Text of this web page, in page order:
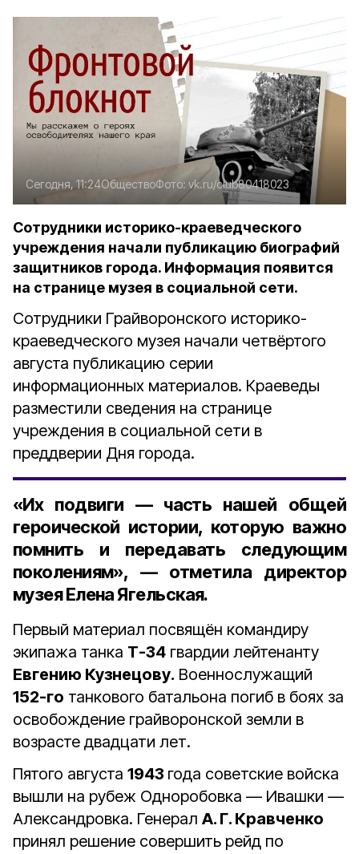
Сегодня, 11:24ОбществоФото: vk.ru/club80418023
Сотрудники историко-краеведческого
учреждения начали публикацию биографий
защитников города. Информация появится
на странице музея в социальной сети.
Сотрудники Грайворонского историко-
краеведческого музея начали четвёртого
августа публикацию серии
информационных материалов. Краеведы
разместили сведения на странице
учреждения в социальной сети в
преддверии Дня города.
«Их подвиги — часть нашей общей
героической истории, которую важно
помнить и передавать следующим
поколениям», — отметила директор
музея Елена Ягельская.
Первый материал посвящён командиру
экипажа танка Т-34 гвардии лейтенанту
Евгению Кузнецову. Военнослужащий
152-го танкового батальона погиб в боях за
освобождение грайворонской земли в
возрасте двадцати лет.
Пятого августа 1943 года советские войска
вышли на рубеж Одноробовка — Ивашки —
Александровка. Генерал А. Г. Кравченко
принял решение совершить рейд по